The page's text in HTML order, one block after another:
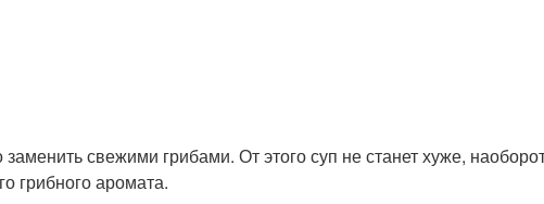
свежими грибами. От этого суп не станет хуже,
грибного аромата.